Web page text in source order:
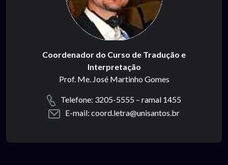
Coordenador do Curso de Tradução e
Interpretação
Prof. Me. José Martinho Gomes
Telefone: 3205-5555 – ramal 1455
E-mail: coord.letra@unisantos.br